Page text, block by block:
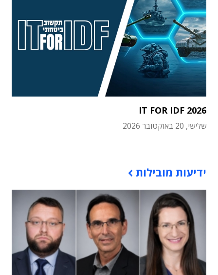
IT FOR IDF 2026
שלישי, 20 באוקטובר 2026
ידיעות מובילות